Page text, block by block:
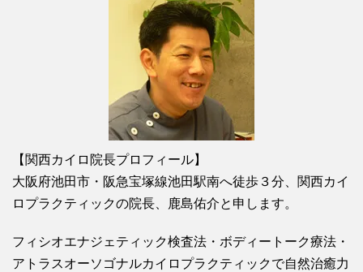
【関西カイロ院長プロフィール】
大阪府池田市・阪急宝塚線池田駅南へ徒歩３分、関西カイ
ロプラクティックの院長、鹿島佑介と申します。
フィシオエナジェティック検査法・ボディートーク療法・
アトラスオーソゴナルカイロプラクティックで自然治癒力